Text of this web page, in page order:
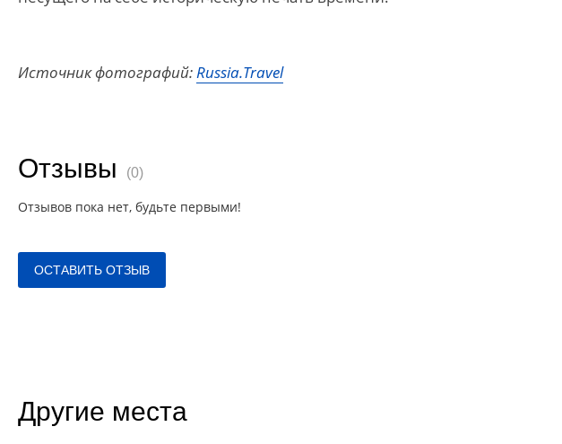
Источник фотографий:Russia.Travel
Отзывы (0)
Отзывов пока нет, будьте первыми!
ОСТАВИТЬ ОТЗЫВ
Другие места